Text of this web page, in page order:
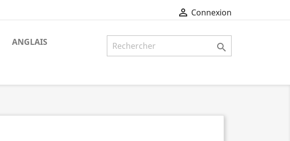
 Connexion

ANGLAIS